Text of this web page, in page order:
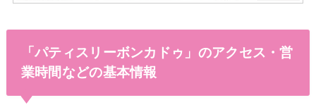
「パティスリーボンカドゥ」のアクセス・営
業時間などの基本情報